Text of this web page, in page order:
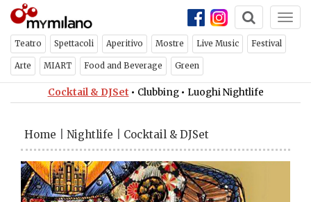
Teatro Spettacoli Aperitivo Mostre Live Music Festival
Arte MIART Food and Beverage Green
Cocktail & DJSet • Clubbing • Luoghi Nightlife
Home Nightlife Cocktail & DJSet